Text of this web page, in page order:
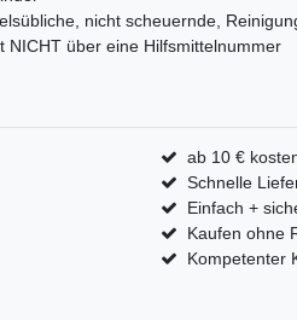
nicht scheuernde,
NICHT über eine Hilfsmittelnummer
ab 10 €
Schnelle
Einfach +
Kaufen ohne
Kompetenter